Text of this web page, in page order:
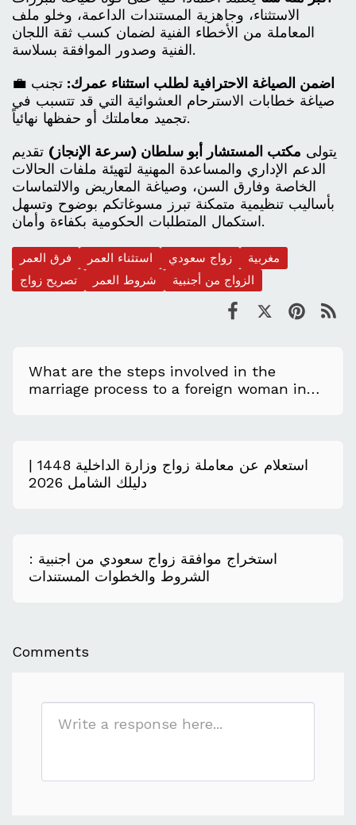
الاستثناء، وجاهزية المستندات الداعمة، وخلو ملف
المعاملة من الأخطاء الفنية لضمان كسب ثقة اللجان
الفنية وصدور الموافقة بسلاسة.
💼
اضمن الصياغة الاحترافية لطلب استثناء عمرك: تجنب
صياغة خطابات الاسترحام العشوائية التي قد تتسبب في
تجميد معاملتك أو حفظها نهائياً.
يتولى مكتب المستشار أبو سلطان (سرعة الإنجاز) تقديم
الدعم الإداري والمساعدة المهنية لتهيئة ملفات الحالات
الخاصة وفارق السن، وصياغة المعاريض والالتماسات
بأساليب تنظيمية متمكنة تبرز مسوغاتكم بوضوح وتسهل
استكمال المتطلبات الحكومية بكفاءة وأمان.
فرق العمر استثناء العمر زواج سعودي
مغربية
تصريح زواج
شروط العمر الزواج من أجنبية
What are the steps involved in the
marriage process to a foreign woman in
استعلام عن معاملة زواج وزارة الداخلية 1448 |
دليلك الشامل 2026
استخراج موافقة زواج سعودي من اجنبية :
الشروط والخطوات المستندات
Comments